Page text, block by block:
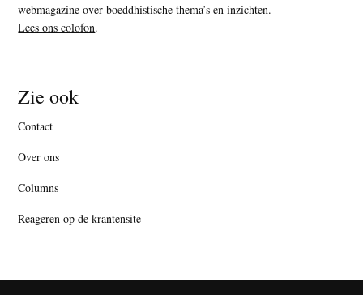
webmagazine over boeddhistische thema’s en inzichten.
Lees ons colofon.
Zie ook
Contact
Over ons
Columns
Reageren op de krantensite